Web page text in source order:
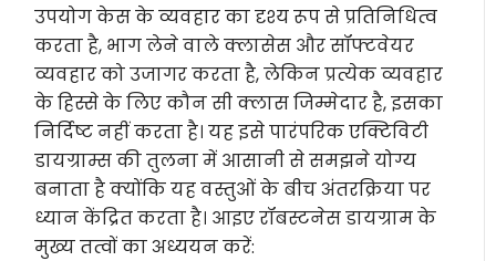
उपयोग केस के व्यवहार का दृश्य रूप से प्रतिनिधित्व
करता है, भाग लेने वाले क्लासेस और सॉफ्टवेयर
व्यवहार को उजागर करता है, लेकिन प्रत्येक व्यवहार
के हिस्से के लिए कौन सी क्लास जिम्मेदार है, इसका
निर्दिष्ट नहीं करता है। यह इसे पारंपरिक एक्टिविटी
डायग्राम्स की तुलना में आसानी से समझने योग्य
बनाता है क्योंकि यह वस्तुओं के बीच अंतरक्रिया पर
ध्यान केंद्रित करता है। आइए रॉबस्टनेस डायग्राम के
मुख्य तत्वों का अध्ययन करें: